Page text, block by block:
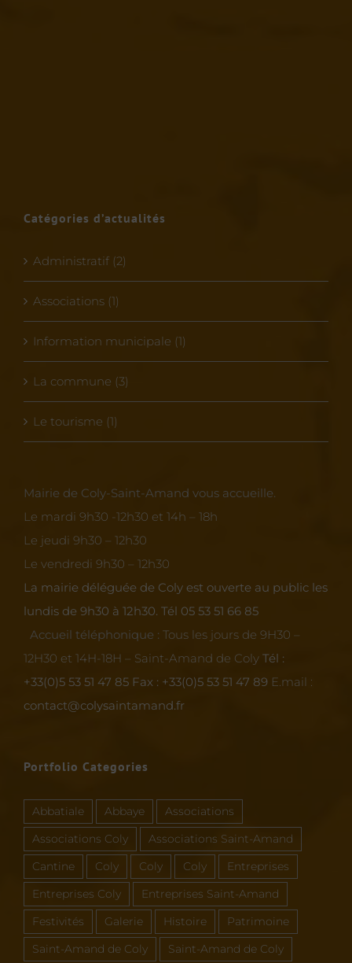
Catégories d’actualités
Administratif (2)
Associations (1)
Information municipale (1)
La commune (3)
Le tourisme (1)
Mairie de Coly-Saint-Amand vous accueille.
Le mardi 9h30 -12h30 et 14h – 18h
Le jeudi 9h30 – 12h30
Le vendredi 9h30 – 12h30
La mairie déléguée de Coly est ouverte au public les
lundis de 9h30 à 12h30. Tél 05 53 51 66 85
Accueil téléphonique : Tous les jours de 9H30 –
12H30 et 14H-18H – Saint-Amand de Coly Tél :
+33(0)5 53 51 47 85 Fax : +33(0)5 53 51 47 89 E.mail :
contact@colysaintamand.fr
Portfolio Categories
Abbatiale Abbaye Associations
Associations Coly Associations Saint-Amand
Cantine Coly Coly Coly Entreprises
Entreprises Coly Entreprises Saint-Amand
Festivités Galerie Histoire Patrimoine
Saint-Amand de Coly Saint-Amand de Coly